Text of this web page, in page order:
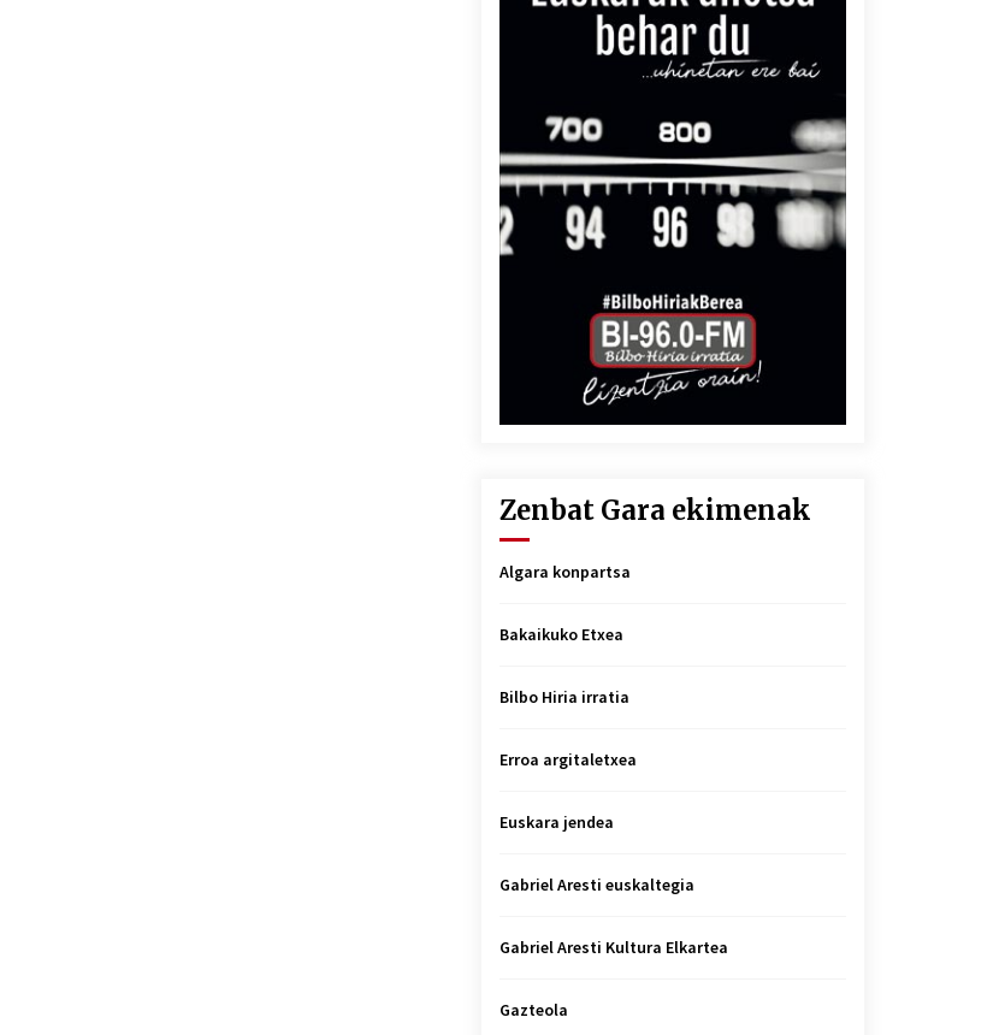
Zenbat Gara ekimenak
Algara konpartsa
Bakaikuko Etxea
Bilbo Hiria irratia
Erroa argitaletxea
Euskara jendea
Gabriel Aresti euskaltegia
Gabriel Aresti Kultura Elkartea
Gazteola